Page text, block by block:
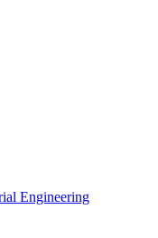
Engineering